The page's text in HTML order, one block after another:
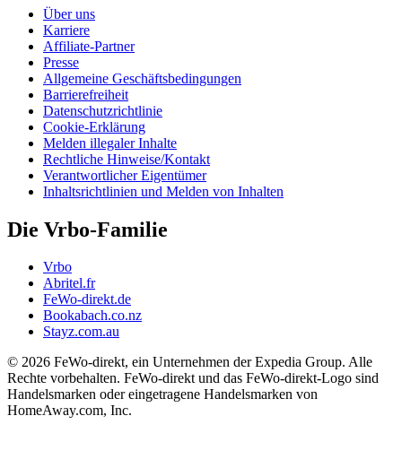
Über uns
Karriere
Affiliate-Partner
Presse
Allgemeine Geschäftsbedingungen
Barrierefreiheit
Datenschutzrichtlinie
Cookie-Erklärung
Melden illegaler Inhalte
Rechtliche Hinweise/Kontakt
Verantwortlicher Eigentümer
Inhaltsrichtlinien und Melden von Inhalten
Die Vrbo-Familie
Vrbo
Abritel.fr
FeWo-direkt.de
Bookabach.co.nz
Stayz.com.au
© 2026 FeWo-direkt, ein Unternehmen der Expedia Group. Alle
Rechte vorbehalten. FeWo-direkt und das FeWo-direkt-Logo sind
Handelsmarken oder eingetragene Handelsmarken von
HomeAway.com, Inc.